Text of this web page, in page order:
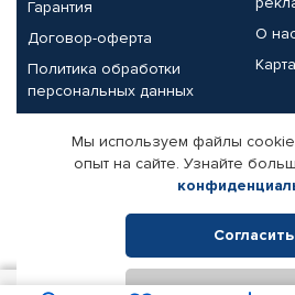
Гарантия
Договор-оферта
Политика обработки
персональных данных
О
Партнерам
Корпоративным клиентам
Поставщикам
Мы используем файлы
опыт на сайте. Узнайте